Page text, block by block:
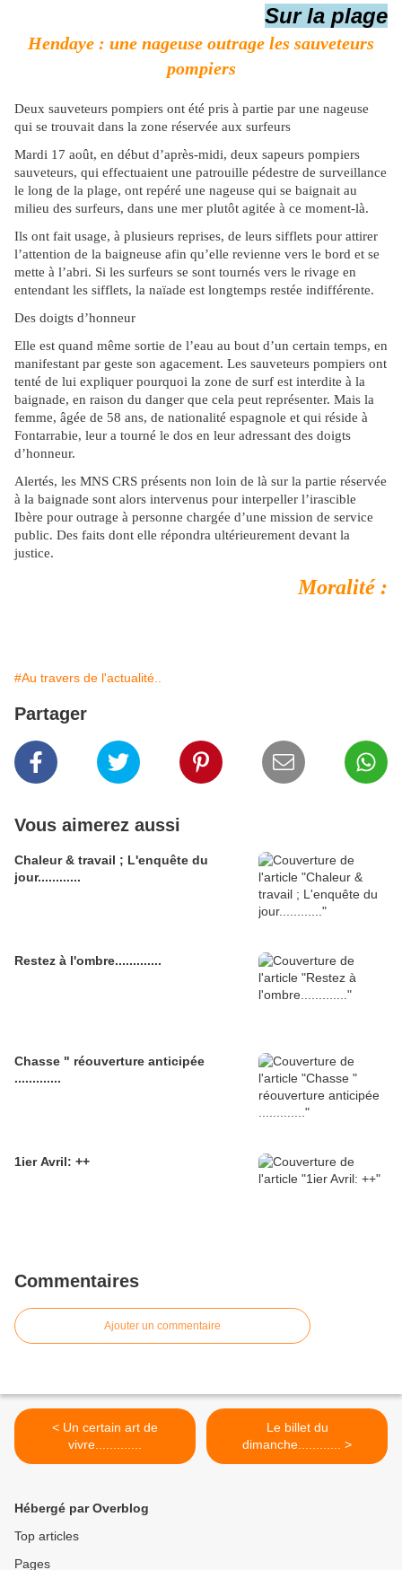
Sur la plage
Hendaye : une nageuse outrage les sauveteurs
pompiers
Deux sauveteurs pompiers ont été pris à partie par une nageuse
qui se trouvait dans la zone réservée aux surfeurs
Mardi 17 août, en début d’après-midi, deux sapeurs pompiers
sauveteurs, qui effectuaient une patrouille pédestre de surveillance
le long de la plage, ont repéré une nageuse qui se baignait au
milieu des surfeurs, dans une mer plutôt agitée à ce moment-là.
Ils ont fait usage, à plusieurs reprises, de leurs sifflets pour attirer
l’attention de la baigneuse afin qu’elle revienne vers le bord et se
mette à l’abri. Si les surfeurs se sont tournés vers le rivage en
entendant les sifflets, la naïade est longtemps restée indifférente.
Des doigts d’honneur
Elle est quand même sortie de l’eau au bout d’un certain temps, en
manifestant par geste son agacement. Les sauveteurs pompiers ont
tenté de lui expliquer pourquoi la zone de surf est interdite à la
baignade, en raison du danger que cela peut représenter. Mais la
femme, âgée de 58 ans, de nationalité espagnole et qui réside à
Fontarrabie, leur a tourné le dos en leur adressant des doigts
d’honneur.
Alertés, les MNS CRS présents non loin de là sur la partie réservée
à la baignade sont alors intervenus pour interpeller l’irascible
Ibère pour outrage à personne chargée d’une mission de service
public. Des faits dont elle répondra ultérieurement devant la
justice.
Moralité :
#Au travers de l'actualité..
Partager
Vous aimerez aussi
Chaleur & travail ; L'enquête du
jour............
Restez à l'ombre.............
Chasse " réouverture anticipée
.............
1ier Avril: ++
Commentaires
Ajouter un commentaire
< Un certain art de
vivre.............
Le billet du
dimanche............ >
Hébergé par Overblog
Top articles
Pages